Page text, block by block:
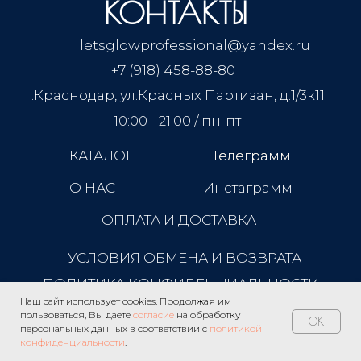
Наш сайт использует cookies. Продолжая им
пользоваться, Вы даете согласие на обработку
персональных данных в соответствии с политикой
конфиденциальности.
OK
КОНТАКТЫ
letsglowprofessional@yandex.ru
+7 (918) 458-88-80
г.Краснодар, ул.Красных Партизан, д.1/3к11
10:00 - 21:00 / пн-пт
УСЛОВИЯ ОБМЕНА И ВОЗВРАТА
ПОЛИТИКА КОНФИДЕНЦИАЛЬНОСТИ
Инстаграмм
КАТАЛОГ
О НАС
Телеграмм
Телеграмм
ОПЛАТА И ДОСТАВКА